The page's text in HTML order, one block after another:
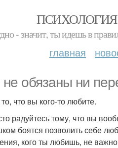
- значит, ты идешь в
главная
обязаны ни
то, что вы кого-то любите.
радуйтесь тому, что вы
боятся позволить себе
кого ты любишь, не